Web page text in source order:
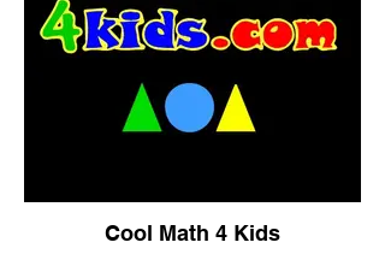
Cool Math 4 Kids